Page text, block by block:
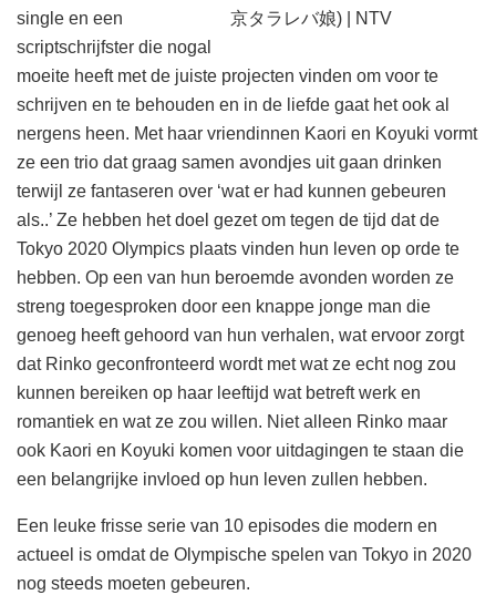
single en een
scriptschrijfster die nogal
moeite heeft met de juiste projecten vinden om voor te
schrijven en te behouden en in de liefde gaat het ook al
nergens heen. Met haar vriendinnen Kaori en Koyuki vormt
ze een trio dat graag samen avondjes uit gaan drinken
terwijl ze fantaseren over ‘wat er had kunnen gebeuren
als..’ Ze hebben het doel gezet om tegen de tijd dat de
Tokyo 2020 Olympics plaats vinden hun leven op orde te
hebben. Op een van hun beroemde avonden worden ze
streng toegesproken door een knappe jonge man die
genoeg heeft gehoord van hun verhalen, wat ervoor zorgt
dat Rinko geconfronteerd wordt met wat ze echt nog zou
kunnen bereiken op haar leeftijd wat betreft werk en
romantiek en wat ze zou willen. Niet alleen Rinko maar
ook Kaori en Koyuki komen voor uitdagingen te staan die
een belangrijke invloed op hun leven zullen hebben.
Een leuke frisse serie van 10 episodes die modern en
actueel is omdat de Olympische spelen van Tokyo in 2020
nog steeds moeten gebeuren.